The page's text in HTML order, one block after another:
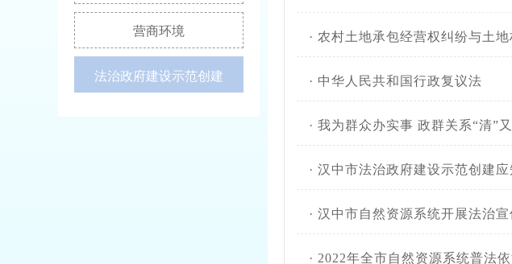
营商环境
法治政府建设示范创建
· 农村土地承包经营权纠纷与土地
· 中华人民共和国行政复议法
· 我为群众办实事 政群关系“清”
· 汉中市法治政府建设示范创建应
· 汉中市自然资源系统开展法治
· 2022年全市自然资源系统普法